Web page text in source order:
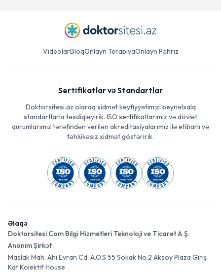
VideolarBloqOnlayn TerapiyaOnlayn Pəhriz
Sertifikatlar və Standartlar
Doktorsitesi.az olaraq xidmət keyfiyyətimizi beynəlxalq
standartlarla təsdiqləyirik. ISO sertifikatlarımız və dövlət
qurumlarımız tərəfindən verilən akreditasiyalarımız ilə etibarlı və
təhlükəsiz xidmət göstəririk.
Əlaqə
Doktorsitesi Com Bilgi Hizmetleri Teknoloji ve Ticaret A.Ş.
Anonim Şirkət
Maslak Mah. Ahi Evran Cd. A.O.S 55 Sokak No:2 Aksoy Plaza Giriş
Kat Kolektif House